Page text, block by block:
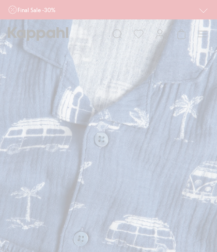
Final Sale -30%
Ważne przy zakupie min. 2 sztuk produktów włączonych w ofertę, również z
działu outlet do 10.8 w sklepach Kappahl i Newbie oraz na kappahl.com. Ofert
nie łączymy
Kobieta Mężczyzna Dziecko